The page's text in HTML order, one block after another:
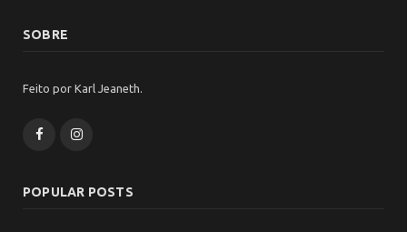
SOBRE
Feito por Karl Jeaneth.
FacebookInstagram
POPULAR POSTS